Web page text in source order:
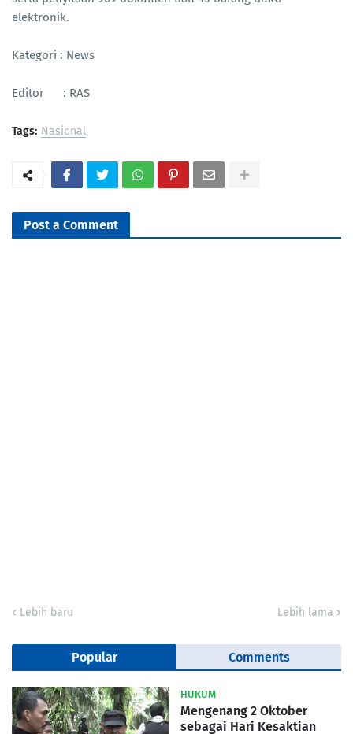
elektronik.
Kategori : News
Editor : RAS
Tags: Nasional
Post a Comment
Lebih baru Lebih lama
Popular Comments
HUKUM
Mengenang 2 Oktober
sebagai Hari Kesaktian